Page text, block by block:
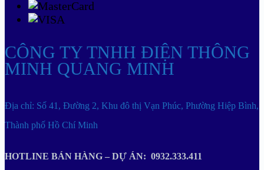
CÔNG TY TNHH ĐIỆN THÔNG
MINH QUANG MINH
Địa chỉ: Số 41, Đường 2, Khu đô thị Vạn Phúc, Phường Hiệp Bình,
Thành phố Hồ Chí Minh
HOTLINE BÁN HÀNG – DỰ ÁN: 0932.333.411